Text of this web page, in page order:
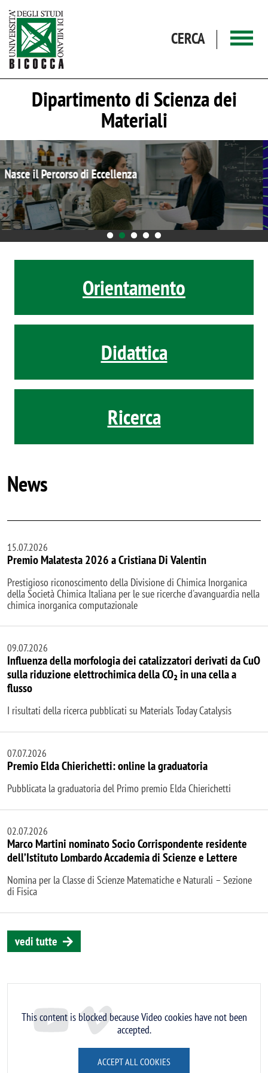
CERCA
Dipartimento di Scienza dei
Materiali
Breakthroughs in Materials Science
Orientamento
Didattica
Ricerca
News
15.07.2026
Premio Malatesta 2026 a Cristiana Di Valentin
Prestigioso riconoscimento della Divisione di Chimica Inorganica
della Società Chimica Italiana per le sue ricerche d'avanguardia nella
chimica inorganica computazionale
09.07.2026
Influenza della morfologia dei catalizzatori derivati da CuO
sulla riduzione elettrochimica della CO₂ in una cella a
flusso
I risultati della ricerca pubblicati su Materials Today Catalysis
07.07.2026
Premio Elda Chierichetti: online la graduatoria
Pubblicata la graduatoria del Primo premio Elda Chierichetti
02.07.2026
Marco Martini nominato Socio Corrispondente residente
dell’Istituto Lombardo Accademia di Scienze e Lettere
Nomina per la Classe di Scienze Matematiche e Naturali – Sezione
di Fisica
vedi tutte
Remote video URL
This content is blocked because Video cookies have not been
accepted.
ACCEPT ALL COOKIES